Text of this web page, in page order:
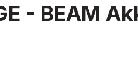
- BEAM